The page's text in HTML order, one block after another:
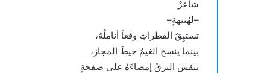
شاعرٌ
–لهُنيهةٍ–
تستبِقُ القطراتِ وقعاً أناملُهُ،
بينما ينسج الغيمُ خيطَ المجاز،
ينقش البرقُ إمضاءَهُ على صفحةٍ